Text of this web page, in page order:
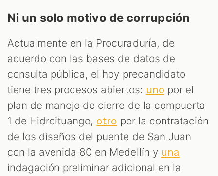
Ni un solo motivo de corrupción
Actualmente en la Procuraduría, de
acuerdo con las bases de datos de
consulta pública, el hoy precandidato
tiene tres procesos abiertos: uno por el
plan de manejo de cierre de la compuerta
1 de Hidroituango, otro por la contratación
de los diseños del puente de San Juan
con la avenida 80 en Medellín y una
indagación preliminar adicional en la